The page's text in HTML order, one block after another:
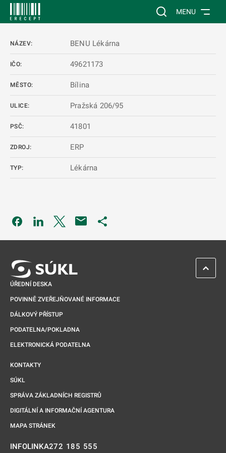
Vyhledávání na
MENU
NÁZEV: BENU Lékárna
IČO: 49621173
MĚSTO: Bílina
ULICE: Pražská 206/95
PSČ: 41801
ZDROJ: ERP
TYP: Lékárna
Odkaz se otevře na nové kartě
Odkaz se otevře na nové kartě
Odkaz se otevře na nové kartě
ÚŘEDNÍ DESKA
POVINNĚ ZVEŘEJŇOVANÉ INFORMACE
DÁLKOVÝ PŘÍSTUP
PODATELNA/POKLADNA
ELEKTRONICKÁ PODATELNA
KONTAKTY
SÚKL
SPRÁVA ZÁKLADNÍCH REGISTRŮ
DIGITÁLNÍ A INFORMAČNÍ AGENTURA
MAPA STRÁNEK
INFOLINKA272 185 555
ZPĚT